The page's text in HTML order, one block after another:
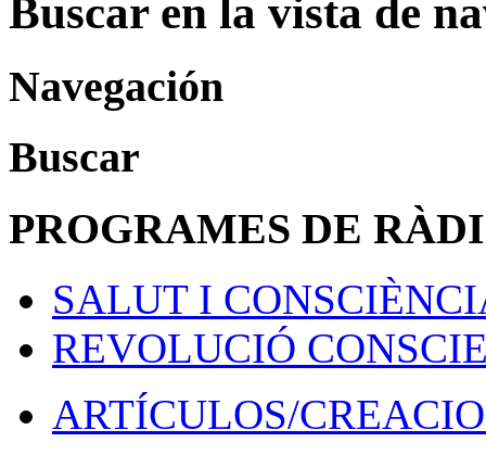
Buscar en la vista de
Navegación
Buscar
PROGRAMES DE
SALUT I
REVOLUCIÓ
ARTÍCULOS/